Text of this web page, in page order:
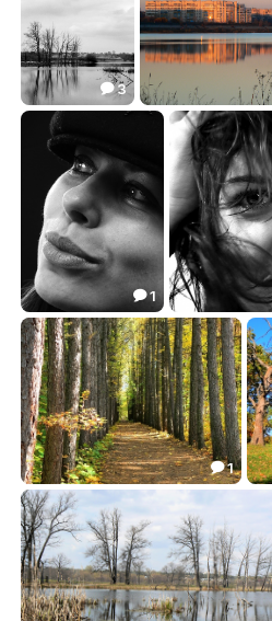
***
6.13
 3
oktober
8.79
#3
3.31
 1
#1
 5.01
Осень в дендрарии
3.05
 1